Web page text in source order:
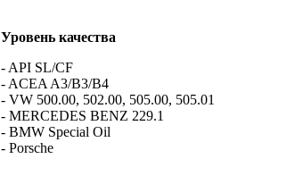
Уровень качества
- API SL/CF
- ACEA A3/B3/B4
- VW 500.00, 502.00, 505.00, 505.01
- MERCEDES BENZ 229.1
- BMW Special Oil
- Porsche